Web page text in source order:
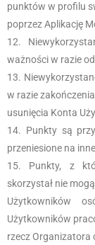
punktów w profilu
poprzez Aplikację
ważności w razie
w razie
usunięcia Konta
Punkty są
przeniesione na
Punkty, z
skorzystał nie
Użytkowników
Użytkowników
rzecz Organizatora